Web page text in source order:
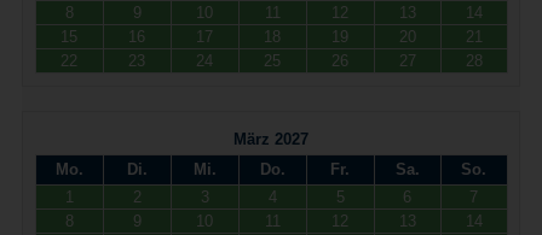
8
9 10 11 12 13
14
15
16 17 18 19 20
21
22
23 24 25 26 27 28
März 2027
Mo.
Di. Mi. Do. Fr. Sa.
So.
1
2 3 4 5 6
7
8
9 10 11 12 13
14